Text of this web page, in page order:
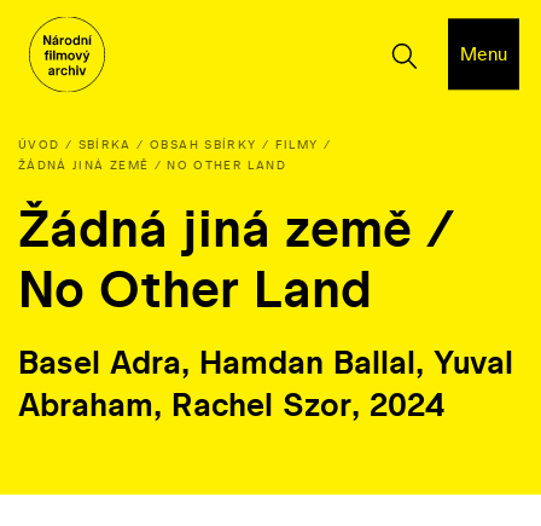
Menu
ÚVOD SBÍRKA OBSAH SBÍRKY
FILMY
ŽÁDNÁ JINÁ ZEMĚ / NO OTHER LAND
Žádná jiná země /
No Other Land
Basel Adra, Hamdan Ballal, Yuval
Abraham, Rachel Szor, 2024